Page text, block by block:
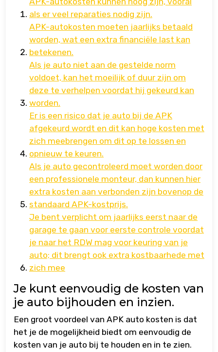
als er veel reparaties nodig zijn.
APK-autokosten moeten jaarlijks betaald
worden, wat een extra financiële last kan
betekenen.
Als je auto niet aan de gestelde norm
voldoet, kan het moeilijk of duur zijn om
deze te verhelpen voordat hij gekeurd kan
worden.
Er is een risico dat je auto bij de APK
afgekeurd wordt en dit kan hoge kosten met
zich meebrengen om dit op te lossen en
opnieuw te keuren.
Als je auto gecontroleerd moet worden door
een professionele monteur, dan kunnen hier
extra kosten aan verbonden zijn bovenop de
standaard APK-kostprijs.
Je bent verplicht om jaarlijks eerst naar de
garage te gaan voor eerste controle voordat
je naar het RDW mag voor keuring van je
auto; dit brengt ook extra kostbaarhede met
zich mee
Je kunt eenvoudig de kosten van
je auto bijhouden en inzien.
Een groot voordeel van APK auto kosten is dat
het je de mogelijkheid biedt om eenvoudig de
kosten van je auto bij te houden en in te zien.